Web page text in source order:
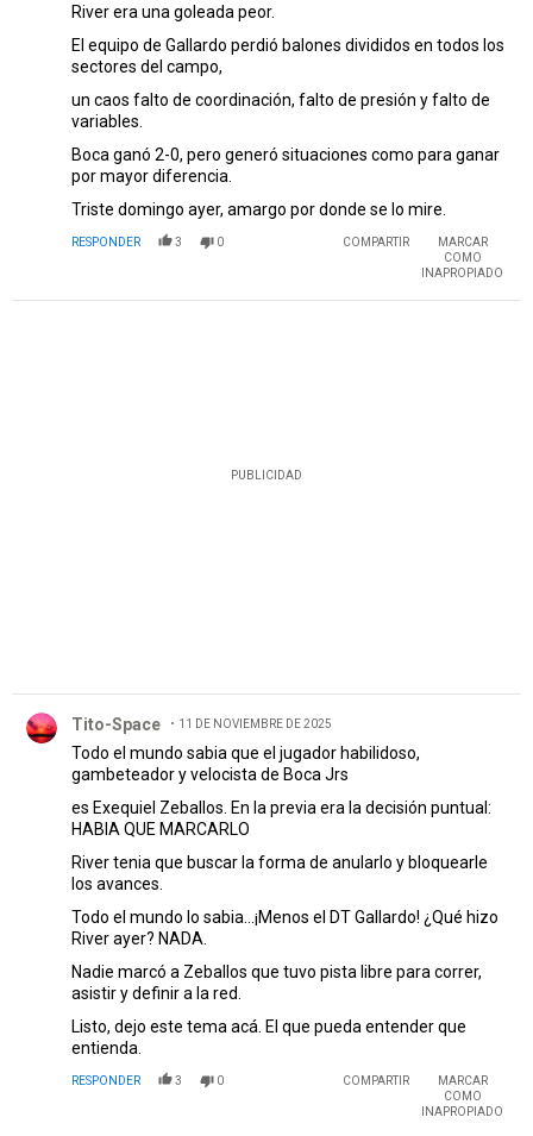
River era una goleada peor.
El equipo de Gallardo perdió balones divididos en todos los
sectores del campo,
un caos falto de coordinación, falto de presión y falto de
variables.
Boca ganó 2-0, pero generó situaciones como para ganar
por mayor diferencia.
Triste domingo ayer, amargo por donde se lo mire.
RESPONDER 3 0 COMPARTIR
MARCAR
COMO
INAPROPIADO
PUBLICIDAD
Tito-Space 11 DE NOVIEMBRE DE 2025
Todo el mundo sabia que el jugador habilidoso,
gambeteador y velocista de Boca Jrs
es Exequiel Zeballos. En la previa era la decisión puntual:
HABIA QUE MARCARLO
River tenia que buscar la forma de anularlo y bloquearle
los avances.
Todo el mundo lo sabia...¡Menos el DT Gallardo! ¿Qué hizo
River ayer? NADA.
Nadie marcó a Zeballos que tuvo pista libre para correr,
asistir y definir a la red.
Listo, dejo este tema acá. El que pueda entender que
entienda.
RESPONDER 3 0 COMPARTIR
MARCAR
COMO
INAPROPIADO